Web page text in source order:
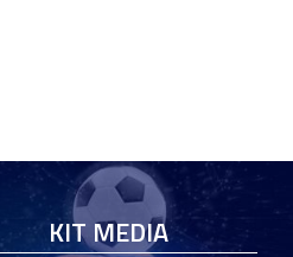
KIT MEDIA